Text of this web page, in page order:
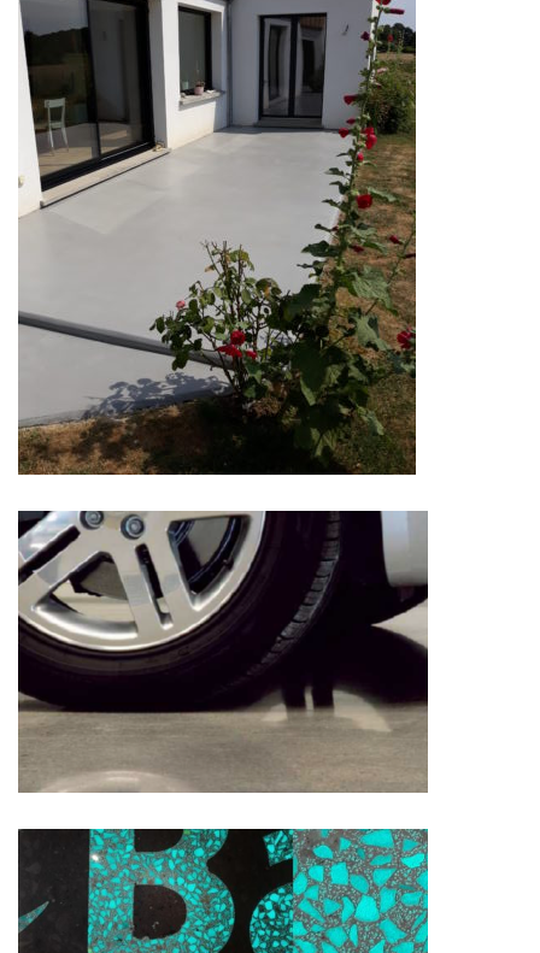
Bétons décoratifs
Rénovation, réparation
d’ouvrage
Création objets décoratifs sur